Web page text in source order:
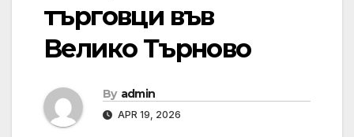
търговци във
Велико Търново
By admin
APR 19, 2026